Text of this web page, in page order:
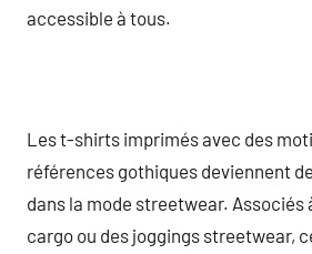
accessible à tous.
Les t-shirts imprimés avec des
références gothiques deviennent
dans la mode streetwear. Associés
cargo ou des joggings streetwear,